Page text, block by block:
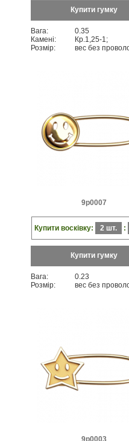
Купити гумку
Вага:
0.35
Камені:
Кр.1,25-1;
Розмір:
вес без
9p0007
Купити восківку: 2 шт. :
Купити гумку
Вага:
0.23
Розмір:
вес без